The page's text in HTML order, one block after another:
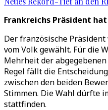
Frankreichs Präsident
Der französische
vom Volk gewählt. Für die
Mehrheit der
Regel fällt die
zwischen den beiden
Stimmen. Die Wahl dürfte
stattfinden.